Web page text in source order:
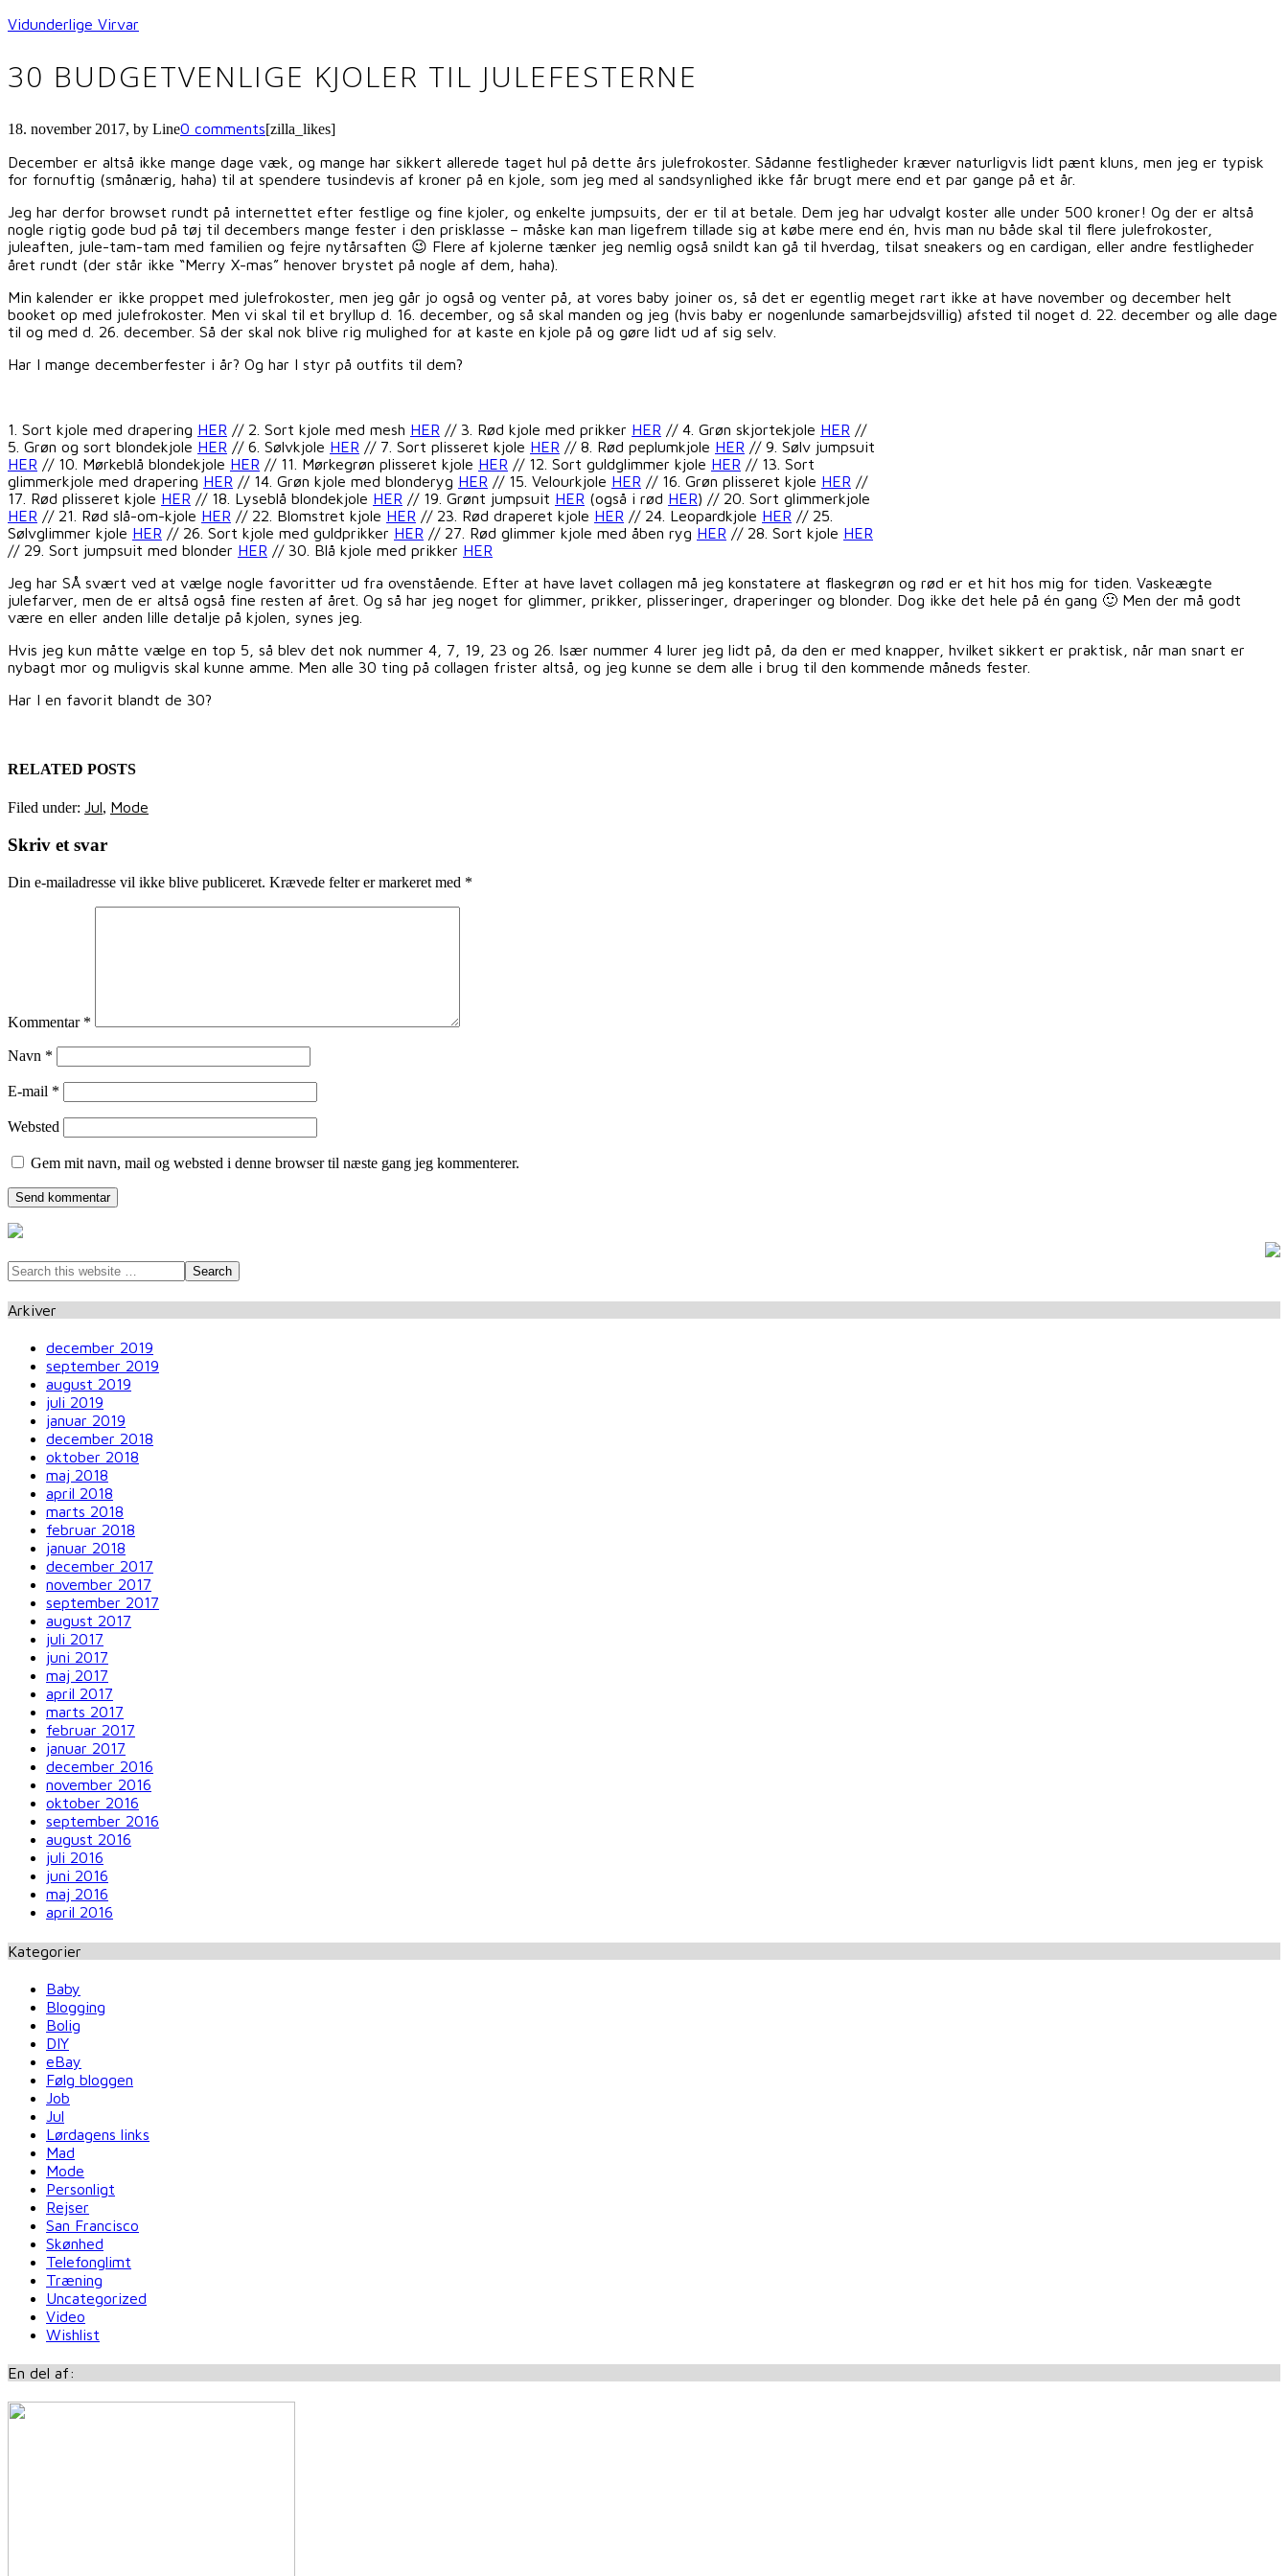
Vidunderlige Virvar
30 BUDGETVENLIGE KJOLER TIL JULEFESTERNE
18. november 2017, by Line0 comments[zilla_likes]
December er altså ikke mange dage væk, og mange har sikkert allerede taget hul på dette års julefrokoster. Sådanne festligheder kræver naturligvis lidt pænt kluns, men jeg er typisk
for fornuftig (smånærig, haha) til at spendere tusindevis af kroner på en kjole, som jeg med al sandsynlighed ikke får brugt mere end et par gange på et år.
Jeg har derfor browset rundt på internettet efter festlige og fine kjoler, og enkelte jumpsuits, der er til at betale. Dem jeg har udvalgt koster alle under 500 kroner! Og der er altså
nogle rigtig gode bud på tøj til decembers mange fester i den prisklasse – måske kan man ligefrem tillade sig at købe mere end én, hvis man nu både skal til flere julefrokoster,
juleaften, jule-tam-tam med familien og fejre nytårsaften 😉 Flere af kjolerne tænker jeg nemlig også snildt kan gå til hverdag, tilsat sneakers og en cardigan, eller andre festligheder
året rundt (der står ikke “Merry X-mas” henover brystet på nogle af dem, haha).
Min kalender er ikke proppet med julefrokoster, men jeg går jo også og venter på, at vores baby joiner os, så det er egentlig meget rart ikke at have november og december helt
booket op med julefrokoster. Men vi skal til et bryllup d. 16. december, og så skal manden og jeg (hvis baby er nogenlunde samarbejdsvillig) afsted til noget d. 22. december og alle dage
til og med d. 26. december. Så der skal nok blive rig mulighed for at kaste en kjole på og gøre lidt ud af sig selv.
Har I mange decemberfester i år? Og har I styr på outfits til dem?
1. Sort kjole med drapering HER // 2. Sort kjole med mesh HER // 3. Rød kjole med prikker HER // 4. Grøn skjortekjole HER //
5. Grøn og sort blondekjole HER // 6. Sølvkjole HER // 7. Sort plisseret kjole HER // 8. Rød peplumkjole HER // 9. Sølv jumpsuit
HER // 10. Mørkeblå blondekjole HER // 11. Mørkegrøn plisseret kjole HER // 12. Sort guldglimmer kjole HER // 13. Sort
glimmerkjole med drapering HER // 14. Grøn kjole med blonderyg HER // 15. Velourkjole HER // 16. Grøn plisseret kjole HER //
17. Rød plisseret kjole HER // 18. Lyseblå blondekjole HER // 19. Grønt jumpsuit HER (også i rød HER) // 20. Sort glimmerkjole
HER // 21. Rød slå-om-kjole HER // 22. Blomstret kjole HER // 23. Rød draperet kjole HER // 24. Leopardkjole HER // 25.
Sølvglimmer kjole HER // 26. Sort kjole med guldprikker HER // 27. Rød glimmer kjole med åben ryg HER // 28. Sort kjole HER
// 29. Sort jumpsuit med blonder HER // 30. Blå kjole med prikker HER
Jeg har SÅ svært ved at vælge nogle favoritter ud fra ovenstående. Efter at have lavet collagen må jeg konstatere at flaskegrøn og rød er et hit hos mig for tiden. Vaskeægte
julefarver, men de er altså også fine resten af året. Og så har jeg noget for glimmer, prikker, plisseringer, draperinger og blonder. Dog ikke det hele på én gang 🙂 Men der må godt
være en eller anden lille detalje på kjolen, synes jeg.
Hvis jeg kun måtte vælge en top 5, så blev det nok nummer 4, 7, 19, 23 og 26. Især nummer 4 lurer jeg lidt på, da den er med knapper, hvilket sikkert er praktisk, når man snart er
nybagt mor og muligvis skal kunne amme. Men alle 30 ting på collagen frister altså, og jeg kunne se dem alle i brug til den kommende måneds fester.
Har I en favorit blandt de 30?
RELATED POSTS
Filed under: Jul, Mode
Skriv et svar
Din e-mailadresse vil ikke blive publiceret. Krævede felter er markeret med *
Kommentar *
Navn *
E-mail *
Websted
Gem mit navn, mail og websted i denne browser til næste gang jeg kommenterer.
Arkiver
december 2019
september 2019
august 2019
juli 2019
januar 2019
december 2018
oktober 2018
maj 2018
april 2018
marts 2018
februar 2018
januar 2018
december 2017
november 2017
september 2017
august 2017
juli 2017
juni 2017
maj 2017
april 2017
marts 2017
februar 2017
januar 2017
december 2016
november 2016
oktober 2016
september 2016
august 2016
juli 2016
juni 2016
maj 2016
april 2016
Kategorier
Baby
Blogging
Bolig
DIY
eBay
Følg bloggen
Job
Jul
Lørdagens links
Mad
Mode
Personligt
Rejser
San Francisco
Skønhed
Telefonglimt
Træning
Uncategorized
Video
Wishlist
En del af: